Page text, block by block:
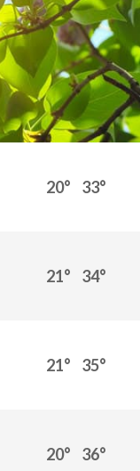
20° 33°
21° 34°
21° 35°
20° 36°